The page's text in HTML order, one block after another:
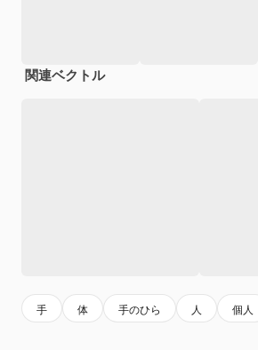
関連ベクトル
手 体 手のひら 人 個人